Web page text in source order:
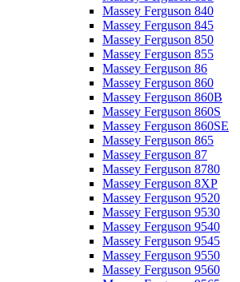
Massey Ferguson 840
Massey Ferguson 845
Massey Ferguson 850
Massey Ferguson 855
Massey Ferguson 86
Massey Ferguson 860
Massey Ferguson 860B
Massey Ferguson 860S
Massey Ferguson 860SE
Massey Ferguson 865
Massey Ferguson 87
Massey Ferguson 8780
Massey Ferguson 8XP
Massey Ferguson 9520
Massey Ferguson 9530
Massey Ferguson 9540
Massey Ferguson 9545
Massey Ferguson 9550
Massey Ferguson 9560